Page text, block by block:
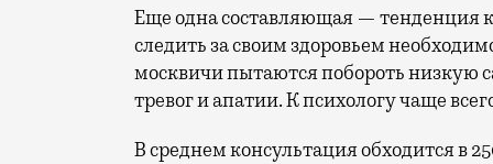
Еще одна составляющая — тенденция
следить за своим здоровьем
москвичи пытаются побороть низкую
тревог и апатии. К психологу чаще
В среднем консультация обходится в